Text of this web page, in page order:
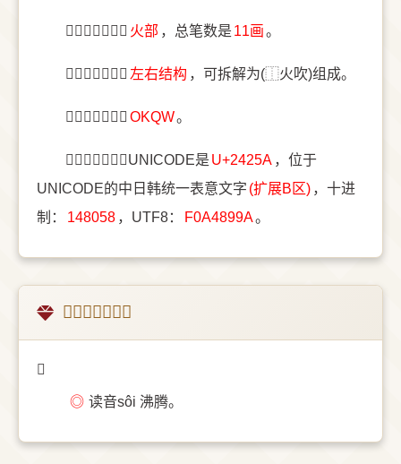
〔𤉚〕字部首是 ⽕部 ，总笔数是 11画。
〔𤉚〕字结构是 左右结构 ，可拆解为(⿰火吹)组成。
〔𤉚〕字五笔是 OKQW。
〔𤉚〕字统一码UNICODE是 U+2425A ，位于
UNICODE的中日韩统一表意文字 (扩展B区) ，十进
制：
148058 ，UTF8： F0A4899A。
𤉚的越南字释义
𤉚
◎ 读音sôi 沸腾。